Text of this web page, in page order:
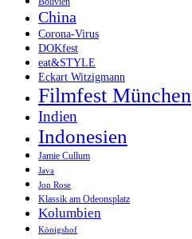
China
Corona-Virus
DOKfest
eat&STYLE
Eckart Witzigmann
Filmfest München
Indien
Indonesien
Jamie Cullum
Java
Jon Rose
Klassik am Odeonsplatz
Kolumbien
Königshof